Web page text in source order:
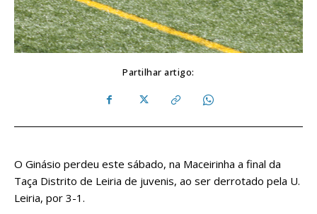
Partilhar artigo:
O Ginásio perdeu este sábado, na Maceirinha a final da
Taça Distrito de Leiria de juvenis, ao ser derrotado pela U.
Leiria, por 3-1.